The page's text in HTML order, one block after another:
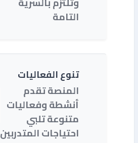
التامة
تنوع الفعاليات
المنصة تقدم
أنشطة وفعاليات
متنوعة تلبي
احتياجات المتدربين